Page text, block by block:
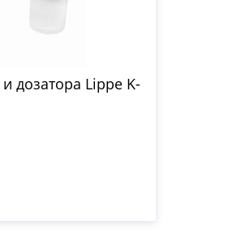
дозатора Lippe K-